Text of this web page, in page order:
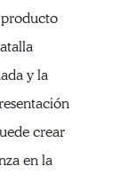
y la
crear
en la